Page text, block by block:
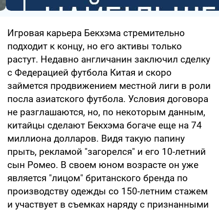
Игровая карьера Бекхэма стремительно
подходит к концу, но его активы только
растут. Недавно англичанин заключил сделку
с Федерацией футбола Китая и скоро
займется продвижением местной лиги в роли
посла азиатского футбола. Условия договора
не разглашаются, но, по некоторым данным,
китайцы сделают Бекхэма богаче еще на 74
миллиона долларов. Видя такую папину
прыть, рекламой "загорелся" и его 10-летний
сын Ромео. В своем юном возрасте он уже
является "лицом" британского бренда по
производству одежды со 150-летним стажем
и участвует в съемках наряду с признанными